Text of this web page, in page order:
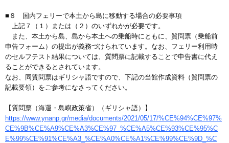
■８ 国内フェリーで本土から島に移動する場合の必要事項
上記７（１）または（２）のいずれかが必要です。
また、本土から島、島から本土への乗船時にともに、質問票（乗船前
申告フォーム）の提出が義務づけられています。なお、フェリー利用時
のセルフテスト結果については、質問票に記載することで申告書に代え
ることができるとされています。
なお、同質問票はギリシャ語ですので、下記の当館作成資料（質問票の
記載要領）をご参考になさってください。
【質問票（海運・島嶼政策省）（ギリシャ語）】
https://www.ynanp.gr/media/documents/2021/05/17/%CE%94%CE%97%
CE%9B%CE%A9%CE%A3%CE%97_%CE%A5%CE%93%CE%95%C
E%99%CE%91%CE%A3_%CE%A0%CE%A1%CE%99%CE%9D_%C